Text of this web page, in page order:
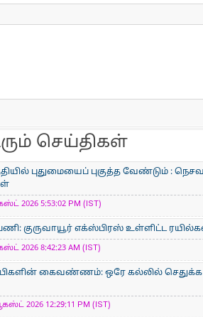
செய்திகள்
புதுமையைப் புகுத்த வேண்டும் :
2026 5:53:02 PM (IST)
பணி: குருவாயூர் எக்ஸ்பிரஸ் உள்ளிட்ட
2026 8:42:23 AM (IST)
கைவண்ணம்: ஒரே கல்லில்
2026 12:29:11 PM (IST)